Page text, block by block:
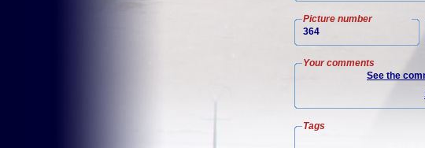
Picture number
364
Your comments
See the
Tags